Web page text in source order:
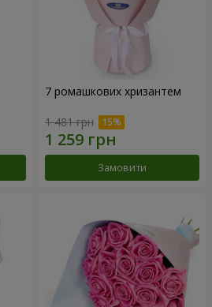
7 ромашкових хризантем
1 481 грн
Замовити